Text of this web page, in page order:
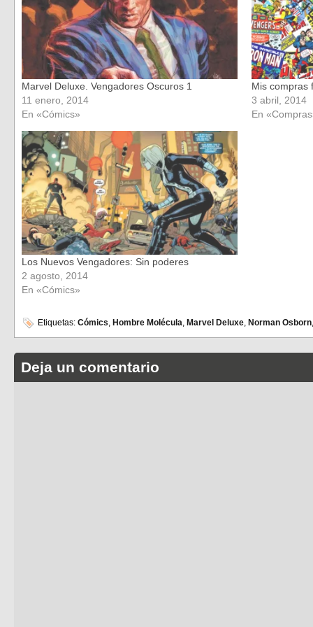
Marvel Deluxe. Vengadores Oscuros 1
11 enero, 2014
En «Cómics»
Mis compras
3 abril, 2014
En
Los Nuevos Vengadores: Sin poderes
2 agosto, 2014
En «Cómics»
Etiquetas: Cómics, Hombre Molécula, Marvel Deluxe, Norman Osborn
Deja un comentario